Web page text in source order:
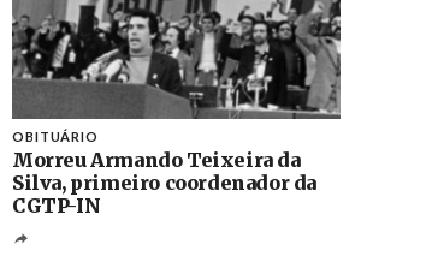
OBITUÁRIO
Morreu Armando Teixeira da
Silva, primeiro coordenador da
CGTP-IN